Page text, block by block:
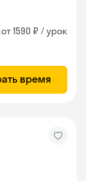
от 1590 ₽ / урок
время